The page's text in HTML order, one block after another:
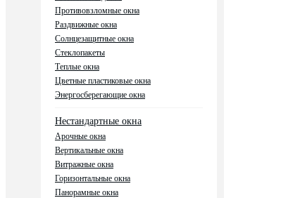
Противовзломные окна
Раздвижные окна
Солнцезащитные окна
Стеклопакеты
Теплые окна
Цветные пластиковые окна
Энергосберегающие окна
Нестандартные окна
Арочные окна
Вертикальные окна
Витражные окна
Горизонтальные окна
Панорамные окна